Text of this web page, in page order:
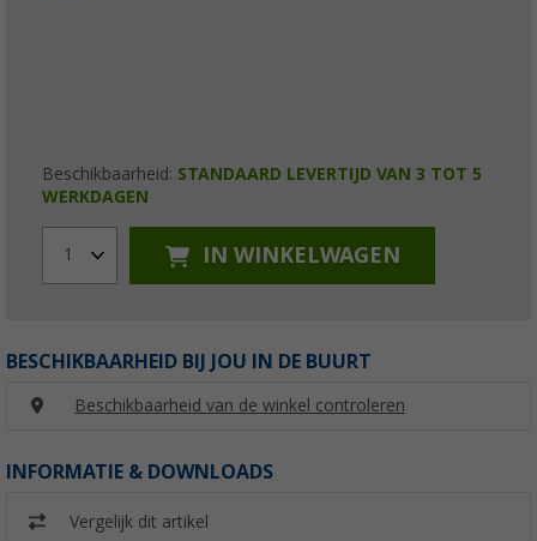
Beschikbaarheid: STANDAARD LEVERTIJD VAN 3 TOT 5
WERKDAGEN
1 IN WINKELWAGEN
BESCHIKBAARHEID BIJ JOU IN DE BUURT
Beschikbaarheid van de winkel controleren
INFORMATIE & DOWNLOADS
Vergelijk dit artikel